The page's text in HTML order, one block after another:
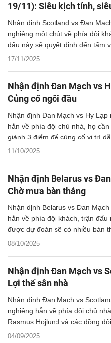
19/11): Siêu kịch tính,
17/11/2025
Nhận định Scotland vs Đan
nghiêng một chút về phía đội
đấu này sẽ quyết định đến tấm
tiếp dự World Cup 2026 ở bảng
Nhận định Đan Mạch vs
Củng cố ngôi đầu
11/10/2025
Nhận định Đan Mạch vs Hy Lạp
hẳn về phía đội chủ nhà, họ cần
giành 3 điểm để củng cố vị trí
bảng C.
Nhận định Belarus vs
Chờ mưa bàn thắng
08/10/2025
Nhận định Belarus vs Đan Mạch
hẳn về phía đội khách, trận đấu
được dự đoán sẽ có nhiều bàn
được ghi.
Nhận định Đan Mạch vs
Lợi thế sân nhà
04/09/2025
Nhận định Đan Mạch vs
nghiêng hẳn về phía đội chủ nhà,
Rasmus Hojlund và các đồng
đặt quyết tâm sẽ giành 3 điểm.